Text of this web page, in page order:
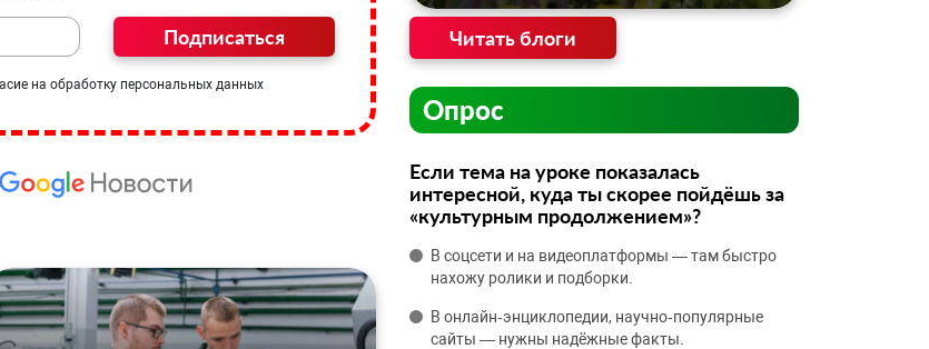
Подписаться
на обработку персональных данных
Читать блоги
Опрос
Если тема на уроке показалась
интересной, куда ты скорее пойдёшь за
«культурным продолжением»?
В соцсети и на видеоплатформы — там быстро
нахожу ролики и подборки.
В онлайн‑энциклопедии, научно‑популярные
сайты — нужны надёжные факты.